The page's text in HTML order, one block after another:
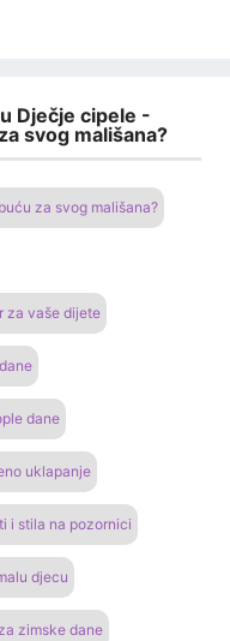
Dječje cipele -
svog mališana?
za svog mališana?
za vaše dijete
dane
uklapanje
i stila na pozornici
djecu
zimske dane